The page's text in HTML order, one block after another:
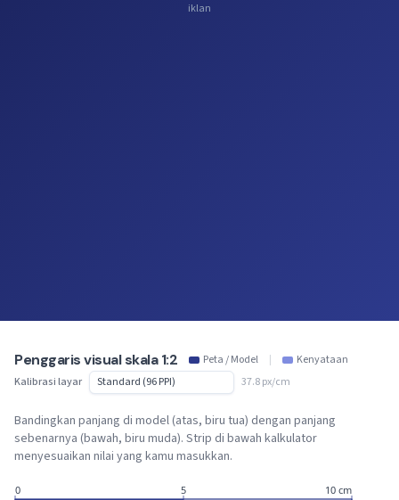
iklan
Penggaris visual skala 1:2 Peta / Model |
Kenyataan
Kalibrasi layar
37.8 px/cm
Bandingkan panjang di model (atas, biru tua) dengan panjang
sebenarnya (bawah, biru muda). Strip di bawah kalkulator
menyesuaikan nilai yang kamu masukkan.
0 5 10 cm